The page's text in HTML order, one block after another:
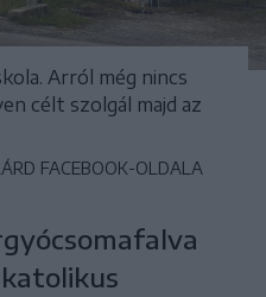
Arról még nincs
célt szolgál majd az
FACEBOOK-OLDALA